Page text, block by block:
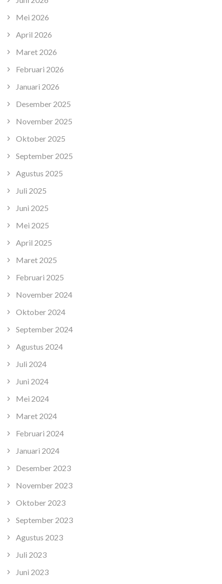
Mei 2026
April 2026
Maret 2026
Februari 2026
Januari 2026
Desember 2025
November 2025
Oktober 2025
September 2025
Agustus 2025
Juli 2025
Juni 2025
Mei 2025
April 2025
Maret 2025
Februari 2025
November 2024
Oktober 2024
September 2024
Agustus 2024
Juli 2024
Juni 2024
Mei 2024
Maret 2024
Februari 2024
Januari 2024
Desember 2023
November 2023
Oktober 2023
September 2023
Agustus 2023
Juli 2023
Juni 2023